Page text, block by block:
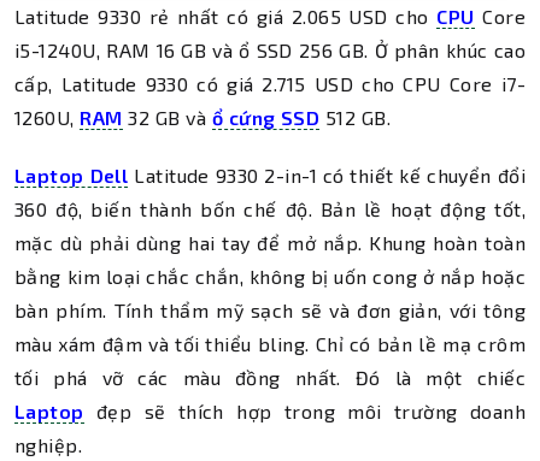
Latitude 9330 rẻ nhất có giá 2.065 USD cho CPU Core
i5-1240U, RAM 16 GB và ổ SSD 256 GB. Ở phân khúc cao
cấp, Latitude 9330 có giá 2.715 USD cho CPU Core i7-
1260U, RAM 32 GB và ổ cứng SSD 512 GB.
Laptop Dell Latitude 9330 2-in-1 có thiết kế chuyển đổi
360 độ, biến thành bốn chế độ. Bản lề hoạt động tốt,
mặc dù phải dùng hai tay để mở nắp. Khung hoàn toàn
bằng kim loại chắc chắn, không bị uốn cong ở nắp hoặc
bàn phím. Tính thẩm mỹ sạch sẽ và đơn giản, với tông
màu xám đậm và tối thiểu bling. Chỉ có bản lề mạ crôm
tối phá vỡ các màu đồng nhất. Đó là một chiếc
Laptop đẹp sẽ thích hợp trong môi trường doanh
nghiệp.